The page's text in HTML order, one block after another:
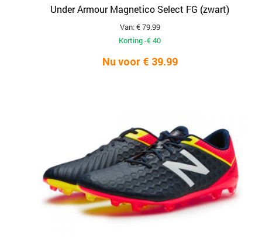
Under Armour Magnetico Select FG (zwart)
Van: € 79.99
Korting -€ 40
Nu voor € 39.99